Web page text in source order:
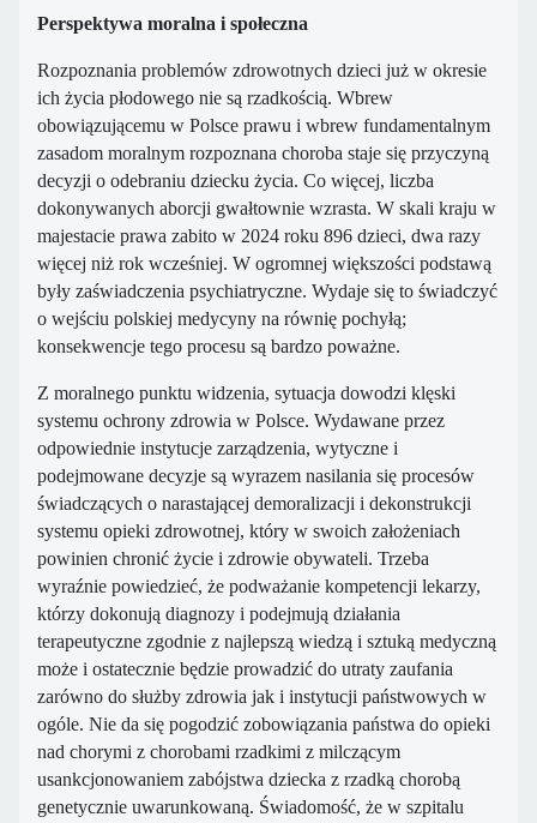
Perspektywa moralna i społeczna
Rozpoznania problemów zdrowotnych dzieci już w okresie
ich życia płodowego nie są rzadkością. Wbrew
obowiązującemu w Polsce prawu i wbrew fundamentalnym
zasadom moralnym rozpoznana choroba staje się przyczyną
decyzji o odebraniu dziecku życia. Co więcej, liczba
dokonywanych aborcji gwałtownie wzrasta. W skali kraju w
majestacie prawa zabito w 2024 roku 896 dzieci, dwa razy
więcej niż rok wcześniej. W ogromnej większości podstawą
były zaświadczenia psychiatryczne. Wydaje się to świadczyć
o wejściu polskiej medycyny na równię pochyłą;
konsekwencje tego procesu są bardzo poważne.
Z moralnego punktu widzenia, sytuacja dowodzi klęski
systemu ochrony zdrowia w Polsce. Wydawane przez
odpowiednie instytucje zarządzenia, wytyczne i
podejmowane decyzje są wyrazem nasilania się procesów
świadczących o narastającej demoralizacji i dekonstrukcji
systemu opieki zdrowotnej, który w swoich założeniach
powinien chronić życie i zdrowie obywateli. Trzeba
wyraźnie powiedzieć, że podważanie kompetencji lekarzy,
którzy dokonują diagnozy i podejmują działania
terapeutyczne zgodnie z najlepszą wiedzą i sztuką medyczną
może i ostatecznie będzie prowadzić do utraty zaufania
zarówno do służby zdrowia jak i instytucji państwowych w
ogóle. Nie da się pogodzić zobowiązania państwa do opieki
nad chorymi z chorobami rzadkimi z milczącym
usankcjonowaniem zabójstwa dziecka z rzadką chorobą
genetycznie uwarunkowaną. Świadomość, że w szpitalu